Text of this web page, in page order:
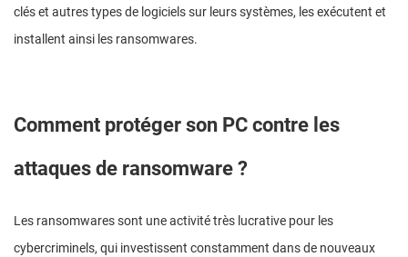
clés et autres types de logiciels sur leurs systèmes, les exécutent et
installent ainsi les ransomwares.
Comment protéger son PC contre les
attaques de ransomware ?
Les ransomwares sont une activité très lucrative pour les
cybercriminels, qui investissent constamment dans de nouveaux